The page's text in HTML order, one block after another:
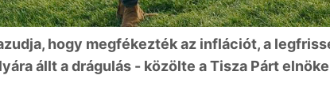
hogy megfékezték az inflációt, a
állt a drágulás - közölte a Tisza Párt